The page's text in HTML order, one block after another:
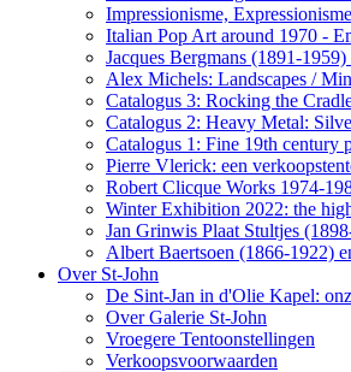
Impressionisme,
Italian Pop Art around 1970 -
Jacques Bergmans (1891-
Alex Michels: Landscapes /
Catalogus 3: Rocking the
Catalogus 2: Heavy Metal:
Catalogus 1: Fine 19th century
Pierre Vlerick: een
Robert Clicque Works 1974-
Winter Exhibition 2022: the
Jan Grinwis Plaat Stultjes
Albert Baertsoen (1866-1922)
Over St-John
De Sint-Jan in d'Olie Kapel:
Over Galerie St-John
Vroegere Tentoonstellingen
Verkoopsvoorwaarden